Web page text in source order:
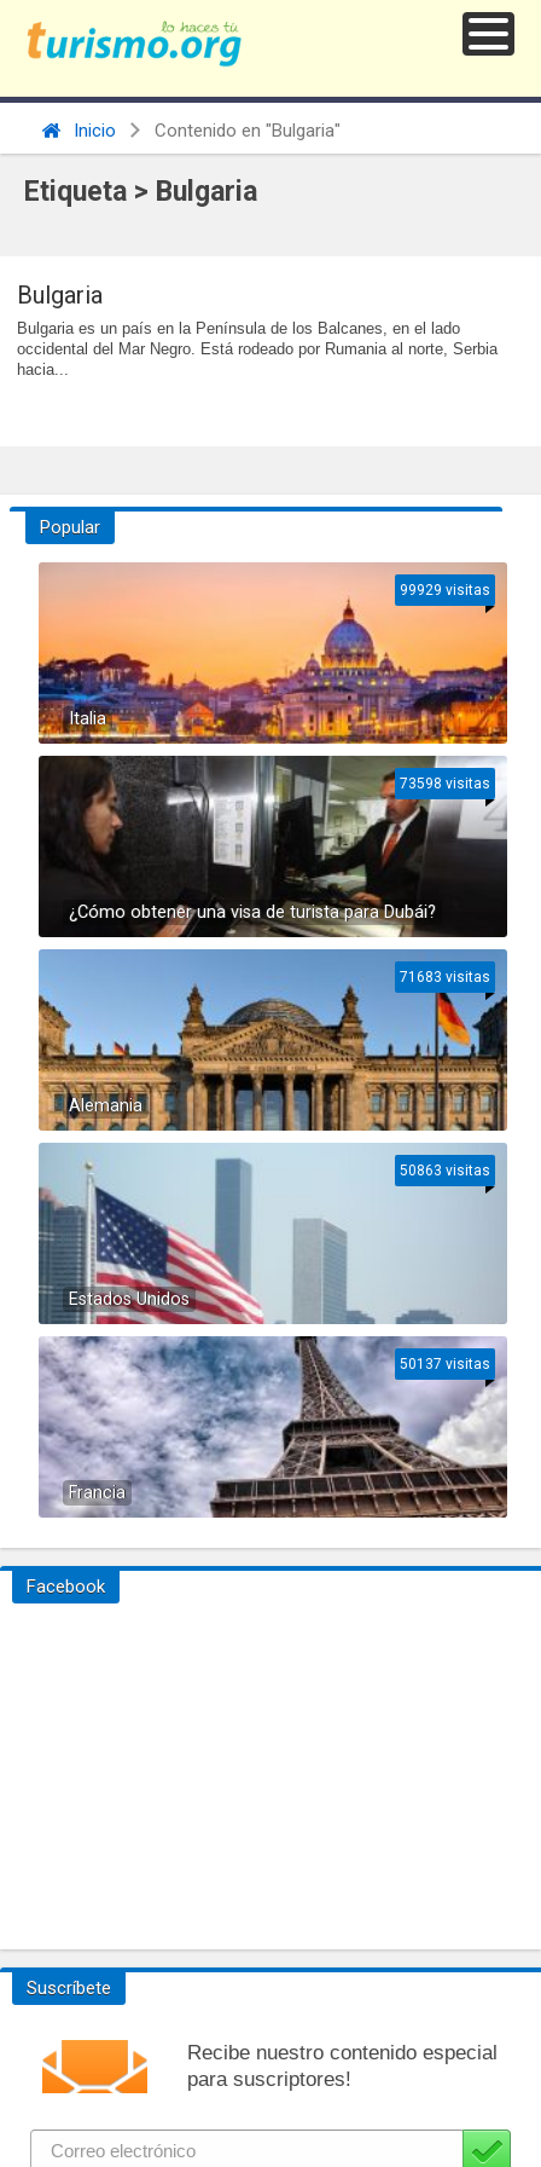
Inicio Contenido en "Bulgaria"
Etiqueta > Bulgaria
Bulgaria
Bulgaria es un país en la Península de los Balcanes, en el lado
occidental del Mar Negro. Está rodeado por Rumania al norte, Serbia
hacia...
Popular
Italia
99929 visitas
¿Cómo obtener una visa de turista para Dubái?
73598 visitas
Alemania
71683 visitas
Estados Unidos
50863 visitas
Francia
50137 visitas
Facebook
Suscríbete
Recibe nuestro contenido especial
para suscriptores!